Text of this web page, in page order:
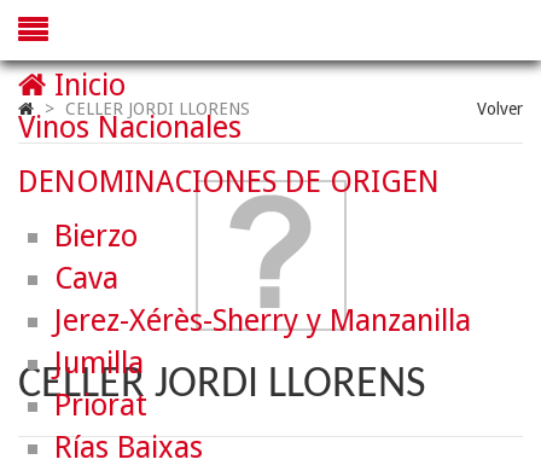
> CELLER JORDI LLORENS Volver
CELLER JORDI LLORENS
Inicio
Vinos Nacionales
DENOMINACIONES DE ORIGEN
Bierzo
Cava
Jerez-Xérès-Sherry y Manzanilla
Jumilla
Priorat
Rías Baixas